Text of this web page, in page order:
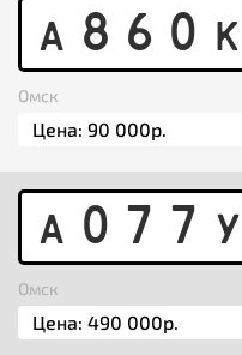
A 8 6 0 K
Омск
A 0 7 7 Y
Омск